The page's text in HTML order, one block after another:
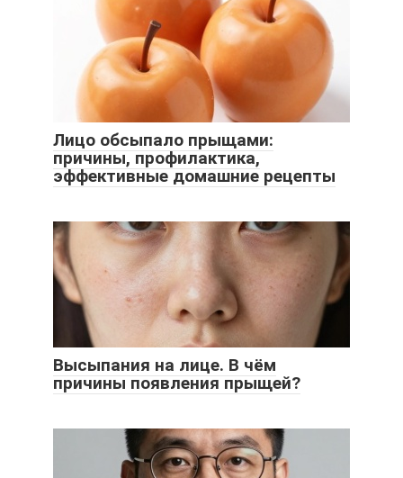
Лицо обсыпало прыщами:
причины, профилактика,
эффективные домашние рецепты
Высыпания на лице. В чём
причины появления прыщей?